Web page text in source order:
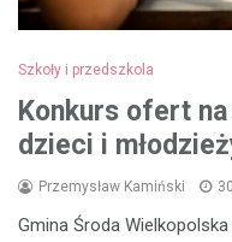
Szkoły i przedszkola
Konkurs ofert
dzieci i
Przemysław Kamiński
Gmina Środa